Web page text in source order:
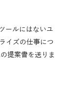
ールにはないユ
イズの仕事につ
提案書を送りま